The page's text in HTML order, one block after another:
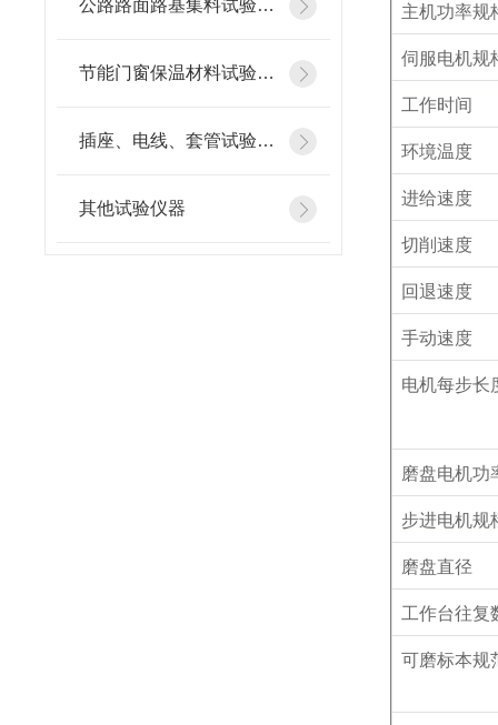
公路路面路基集料试验仪器
节能门窗保温材料试验仪器
插座、电线、套管试验仪器
其他试验仪器
主机功率规
伺服电机规
工作时间
环境温度
进给速度
切削速度
回退速度
手动速度
电机每步长
磨盘电机功
步进电机规
磨盘直径
工作台往复
可磨标本规